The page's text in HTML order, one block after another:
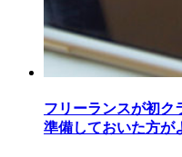
フリーランスが初ク
準備しておいた方が